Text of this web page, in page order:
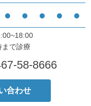
● ● ● ● ●
で診療
58-8666
合わせ